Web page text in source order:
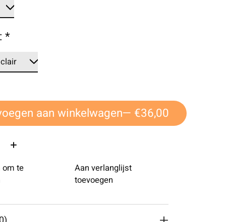
*
aan winkelwagen — €36,00
om te
Aan verlanglijst
toevoegen